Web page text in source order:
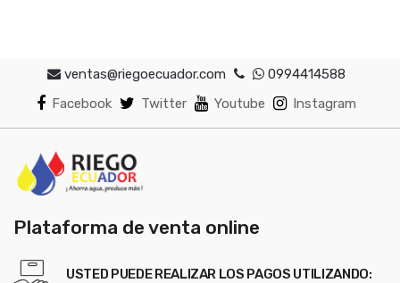
ventas@riegoecuador.com
0994414588
Facebook
Twitter Youtube Instagram
Plataforma de venta online
USTED PUEDE REALIZAR LOS PAGOS UTILIZANDO: